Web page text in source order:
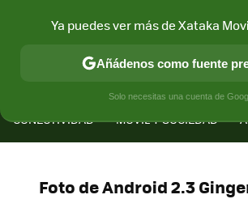
CONECTIVIDAD MÓVIL Y SOCIEDAD
Foto de Android 2.3
Ya puedes ver más de Xataka
Añádenos como fuente
Solo necesitas una cuenta de